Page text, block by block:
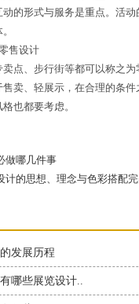
的形式与服务是重点。活
设计
、步行街等都可以称之为
卖、轻展示，在合理的条
也都要考虑。
做哪几件事
计的思想、理念与色彩搭配
发展历程
哪些展览设计..